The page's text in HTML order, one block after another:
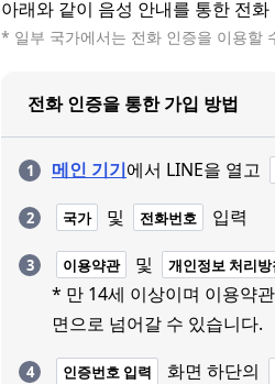
아래와 같이 음성 안내를 통한 전
* 일부 국가에서는 전화 인증을 이용할
전화 인증을 통한 가입 방법
메인 기기에서 LINE을 열고
국가 및 전화번호 입력
이용약관 및 개인정보 처리방
* 만 14세 이상이며 이용약
면으로 넘어갈 수 있습니다.
인증번호 입력 화면 하단의